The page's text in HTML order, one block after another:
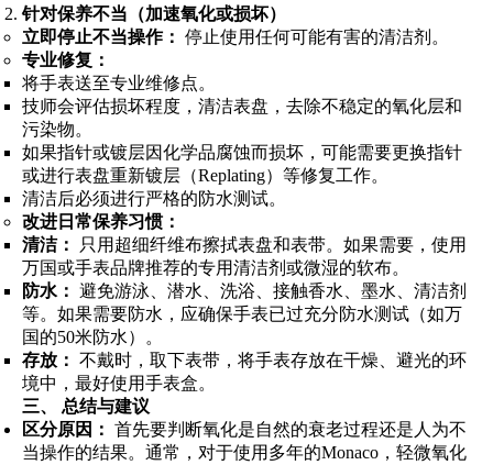
针对保养不当（加速氧化或损坏）
立即停止不当操作： 停止使用任何可能有害的清洁剂。
专业修复：
将手表送至专业维修点。
技师会评估损坏程度，清洁表盘，去除不稳定的氧化层和
污染物。
如果指针或镀层因化学品腐蚀而损坏，可能需要更换指针
或进行表盘重新镀层（Replating）等修复工作。
清洁后必须进行严格的防水测试。
改进日常保养习惯：
清洁：
只用超细纤维布擦拭表盘和表带。如果需要，使用
万国或手表品牌推荐的专用清洁剂或微湿的软布。
防水： 避免游泳、潜水、洗浴、接触香水、墨水、清洁剂
等。如果需要防水，应确保手表已过充分防水测试（如万
国的50米防水）。
存放： 不戴时，取下表带，将手表存放在干燥、避光的环
境中，最好使用手表盒。
三、 总结与建议
区分原因： 首先要判断氧化是自然的衰老过程还是人为不
当操作的结果。通常，对于使用多年的Monaco，轻微氧化